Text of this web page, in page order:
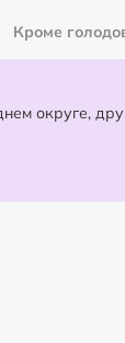
Кроме
События, которые